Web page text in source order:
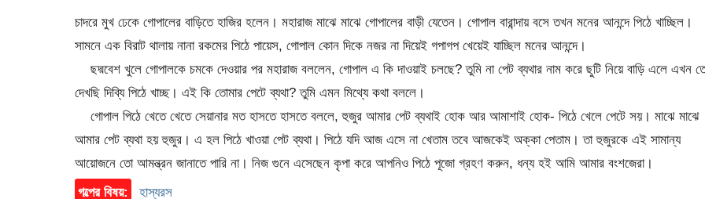
চাদরে মুখ ঢেকে গোপালের বাড়িতে হাজির হলেন। মহারাজ মাঝে মাঝে গোপালের বাড়ী যেতেন। গোপাল বারান্দায় বসে তখন মনের আনন্দে পিঠে খাচ্ছিল।
সামনে এক বিরাট থালায় নানা রকমের পিঠে পায়েস, গোপাল কোন দিকে নজর না দিয়েই গপাগপ খেয়েই যাচ্ছিল মনের আনন্দে।
ছদ্মবেশ খুলে গোপালকে চমকে দেওয়ার পর মহারাজ বললেন, গোপাল এ কি দাওয়াই চলছে? তুমি না পেট ব্যথার নাম করে ছুটি নিয়ে বাড়ি এলে এখন
দেখছি দিব্যি পিঠে খাচ্ছ। এই কি তোমার পেটে ব্যথা? তুমি এমন মিথ্যে কথা বললে।
গোপাল পিঠে খেতে খেতে সেয়ানার মত হাসতে হাসতে বললে, হুজুর আমার পেট ব্যথাই হোক আর আমাশাই হোক- পিঠে খেলে পেটে সয়। মাঝে মাঝে
আমার পেট ব্যথা হয় হুজুর। এ হল পিঠে খাওয়া পেট ব্যথা। পিঠে যদি আজ এসে না খেতাম তবে আজকেই অক্কা পেতাম। তা হুজুরকে এই সামান্য
আয়োজনে তো আমন্ত্রন জানাতে পারি না। নিজ গুনে এসেছেন কৃপা করে আপনিও পিঠে পূজো গ্রহণ করুন, ধন্য হই আমি আমার বংশজেরা।
গল্পের বিষয়:
হাস্যরস